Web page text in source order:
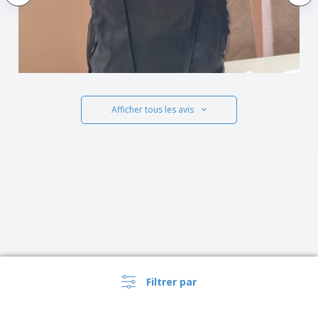
Filtrer par
Afficher tous les avis